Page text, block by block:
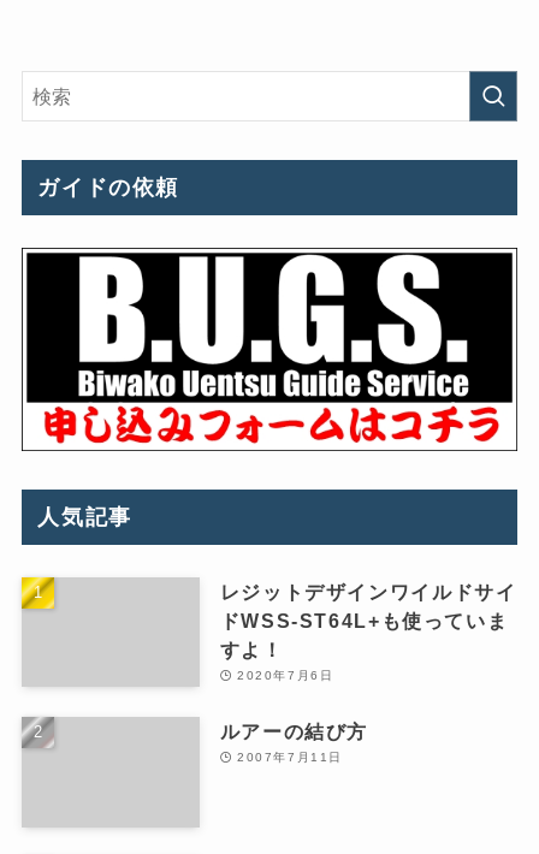
ガイドの依頼
人気記事
レジットデザインワイルドサイ
ドWSS-ST64L+も使っていま
すよ！
2020年7月6日
ルアーの結び方
2007年7月11日